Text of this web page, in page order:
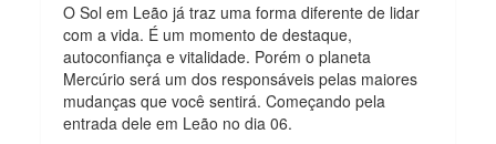
O Sol em Leão já traz uma forma diferente de lidar
com a vida. É um momento de destaque,
autoconfiança e vitalidade. Porém o planeta
Mercúrio será um dos responsáveis pelas maiores
mudanças que você sentirá. Começando pela
entrada dele em Leão no dia 06.